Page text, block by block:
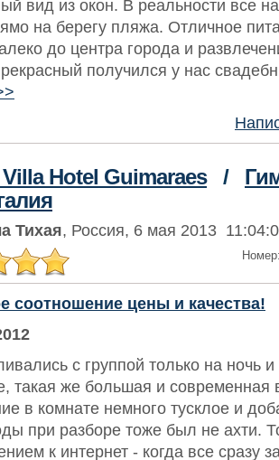
вид из окон. В реальности все
на берегу пляжа. Отличное
до центра города и
получился у нас
Hotel Guimaraes/
Тихая, Россия, 6 мая 2013
соотношение цены и качества!
с группой только на ночь
такая же большая и современная
в комнате немного тусклое и
при разборе тоже был не ахти.
к интернет - когда все сразу